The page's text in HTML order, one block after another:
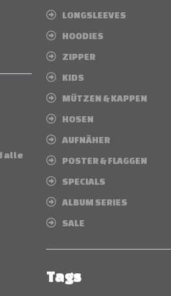
alle
LONGSLEEVES
HOODIES
ZIPPER
KIDS
MÜTZEN & KAPPEN
HOSEN
AUFNÄHER
POSTER & FLAGGEN
SPECIALS
ALBUM SERIES
SALE
Tags